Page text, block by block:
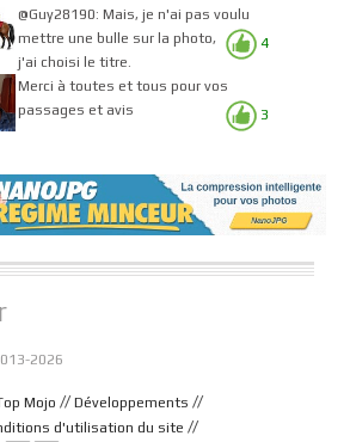
4
@Guy28190: Mais, je n'ai pas voulu
mettre une bulle sur la photo,
j'ai choisi le titre.
3
Merci à toutes et tous pour vos
passages et avis
2026
Mojo // Développements //
d'utilisation du site //